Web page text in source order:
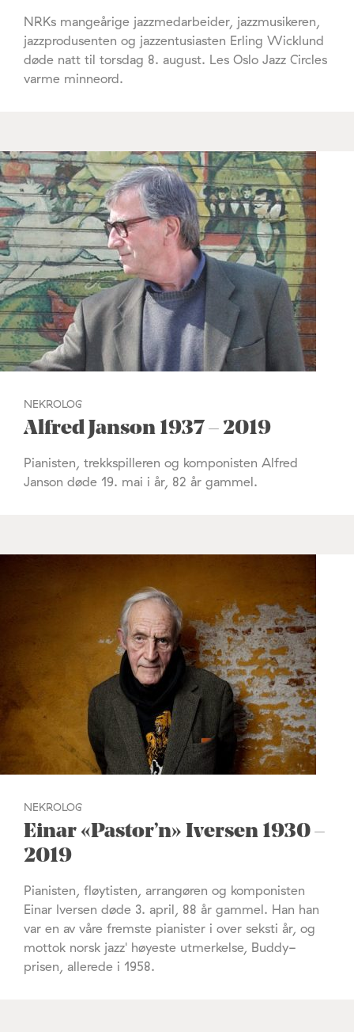
NRKs mangeårige jazzmedarbeider, jazzmusikeren,
jazzprodusenten og jazzentusiasten Erling Wicklund
døde natt til torsdag 8. august. Les Oslo Jazz Circles
varme minneord.
NEKROLOG
Alfred Janson 1937 – 2019
Pianisten, trekkspilleren og komponisten Alfred
Janson døde 19. mai i år, 82 år gammel.
NEKROLOG
Einar «Pastor’n» Iversen 1930 –
2019
Pianisten, fløytisten, arrangøren og komponisten
Einar Iversen døde 3. april, 88 år gammel. Han han
var en av våre fremste pianister i over seksti år, og
mottok norsk jazz' høyeste utmerkelse, Buddy-
prisen, allerede i 1958.